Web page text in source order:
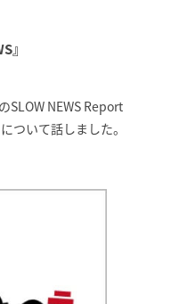
』
SLOW NEWS Report
ついて話しました。